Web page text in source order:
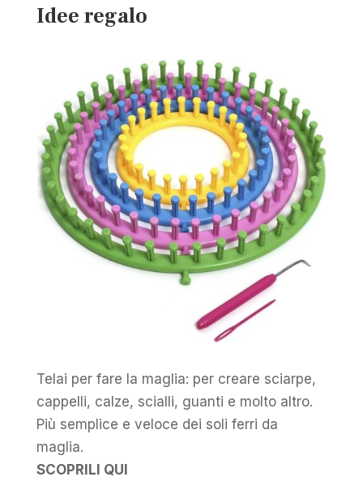
Idee regalo
Telai per fare la maglia: per creare sciarpe,
cappelli, calze, scialli, guanti e molto altro.
Più semplice e veloce dei soli ferri da
maglia.
SCOPRILI QUI